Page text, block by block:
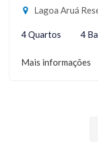
Lagoa Aruá Reserva Sapiranga/
4 Quartos 4
Mais informações